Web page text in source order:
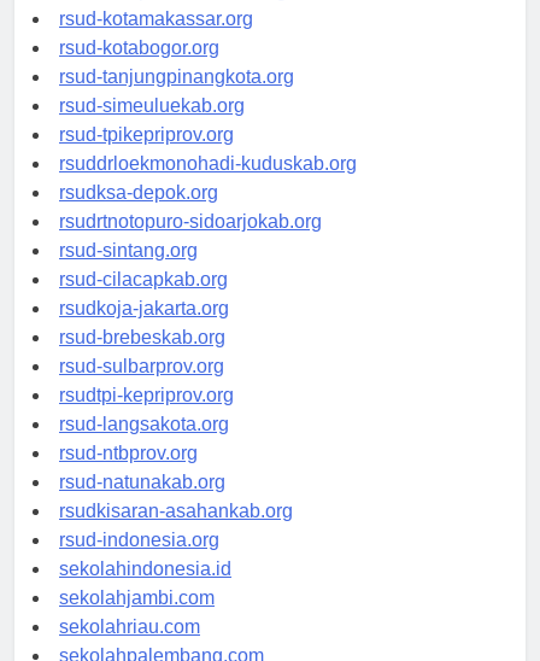
rsud-limapuluhkotakab.org
rsud-kotamakassar.org
rsud-kotabogor.org
rsud-tanjungpinangkota.org
rsud-simeuluekab.org
rsud-tpikepriprov.org
rsuddrloekmonohadi-kuduskab.org
rsudksa-depok.org
rsudrtnotopuro-sidoarjokab.org
rsud-sintang.org
rsud-cilacapkab.org
rsudkoja-jakarta.org
rsud-brebeskab.org
rsud-sulbarprov.org
rsudtpi-kepriprov.org
rsud-langsakota.org
rsud-ntbprov.org
rsud-natunakab.org
rsudkisaran-asahankab.org
rsud-indonesia.org
sekolahindonesia.id
sekolahjambi.com
sekolahriau.com